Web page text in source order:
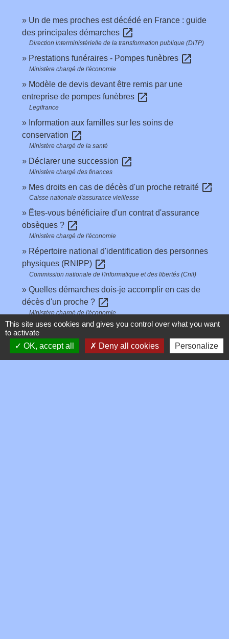
Un de mes proches est décédé en France : guide
des principales démarches open_in_new
Direction interministérielle de la transformation publique (DITP)
Prestations funéraires - Pompes funèbres open_in_new
Ministère chargé de l'économie
Modèle de devis devant être remis par une
entreprise de pompes funèbres open_in_new
Legifrance
Information aux familles sur les soins de
conservation open_in_new
Ministère chargé de la santé
Déclarer une succession open_in_new
Ministère chargé des finances
Mes droits en cas de décès d'un proche retraité open_in_new
Caisse nationale d'assurance vieillesse
Êtes-vous bénéficiaire d'un contrat d'assurance
obsèques ? open_in_new
Ministère chargé de l'économie
Répertoire national d'identification des personnes
physiques (RNIPP) open_in_new
Commission nationale de l'informatique et des libertés (Cnil)
Quelles démarches dois-je accomplir en cas de
décès d'un proche ? open_in_new
Ministère chargé de l'économie
Mort numérique : peut-on demander l’effacement
des informations d’une personne décédée ?open_in_new
Commission nationale de l'informatique et des libertés (Cnil)
This site uses cookies and gives you control over what you want
to activate
OK, accept all
Deny all cookies Personalize